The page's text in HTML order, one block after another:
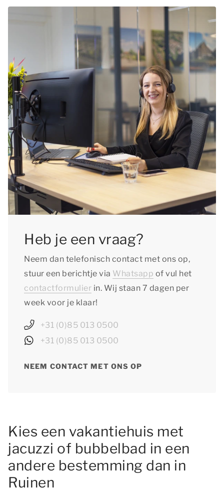
van een ontspannen verblijf met bubbelbad.
aanbiedingen.
Heb je een vraag?
Neem dan telefonisch contact met ons op,
stuur een berichtje via Whatsapp of vul het
contactformulier in. Wij staan 7 dagen per
week voor je klaar!
+31 (0)85 013 0500
+31 (0)85 013 0500
NEEM CONTACT MET ONS OP
Kies een vakantiehuis met
jacuzzi of bubbelbad in een
andere bestemming dan in
Ruinen